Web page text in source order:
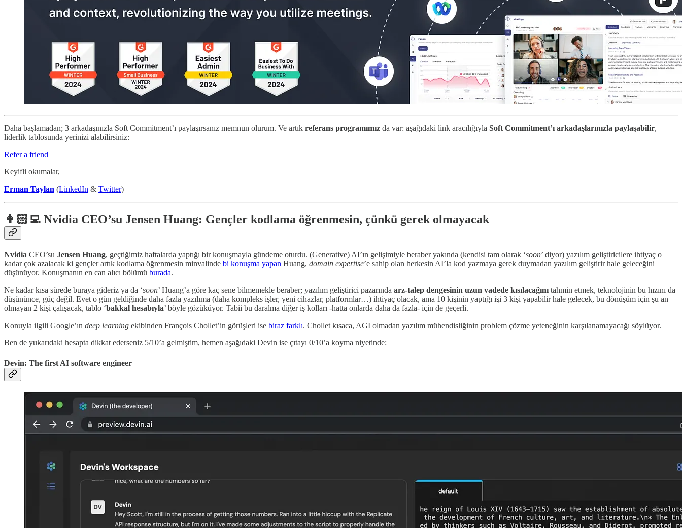
Daha başlamadan; 3 arkadaşınızla Soft Commitment’ı paylaşırsanız memnun olurum. Ve artık referans programımız da var: aşağıdaki link aracılığıyla Soft Commitment’ı arkadaşlarınızla paylaşabilir,
liderlik tablosunda yerinizi alabilirsiniz:
Refer a friend
Keyifli okumalar,
Erman Taylan (LinkedIn & Twitter)
👩🏻‍💻 Nvidia CEO’su Jensen Huang: Gençler kodlama öğrenmesin, çünkü gerek olmayacak
Nvidia CEO’su Jensen Huang, geçtiğimiz haftalarda yaptığı bir konuşmayla gündeme oturdu. (Generative) AI’ın gelişimiyle beraber yakında (kendisi tam olarak ‘soon’ diyor) yazılım geliştiricilere ihtiyaç o
kadar çok azalacak ki gençler artık kodlama öğrenmesin minvalinde bi konuşma yapan Huang, domain expertise’e sahip olan herkesin AI’la kod yazmaya gerek duymadan yazılım geliştirir hale geleceğini
düşünüyor. Konuşmanın en can alıcı bölümü burada.
Ne kadar kısa sürede buraya gideriz ya da ‘soon’ Huang’a göre kaç sene bilmemekle beraber; yazılım geliştirici pazarında arz-talep dengesinin uzun vadede kısılacağını tahmin etmek, teknolojinin bu hızını da
düşününce, güç değil. Evet o gün geldiğinde daha fazla yazılıma (daha kompleks işler, yeni cihazlar, platformlar…) ihtiyaç olacak, ama 10 kişinin yaptığı işi 3 kişi yapabilir hale gelecek, bu dönüşüm için şu an
olmayan 2 kişi çalışacak, tablo ‘bakkal hesabıyla’ böyle gözüküyor. Tabii bu daralma diğer iş kolları -hatta onlarda daha da fazla- için de geçerli.
Konuyla ilgili Google’ın deep learning ekibinden François Chollet’in görüşleri ise biraz farklı. Chollet kısaca, AGI olmadan yazılım mühendisliğinin problem çözme yeteneğinin karşılanamayacağı söylüyor.
Ben de yukarıdaki hesapta dikkat ederseniz 5/10’a gelmiştim, hemen aşağıdaki Devin ise çıtayı 0/10’a koyma niyetinde:
Devin: The first AI software engineer